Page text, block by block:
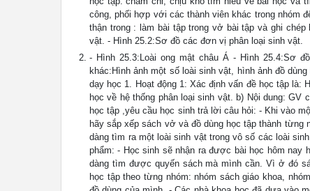
công, phối hợp với các thành viên khác trong nhóm
thận trong : làm bài tập trong vở bài tập và ghi
vật. - Hình 25.2:Sơ đồ các đơn vị phân loại sinh vật.
- Hình 25.3:Loài ong mật châu Á - Hình 25.4:Sơ
khác:Hình ảnh một số loài sinh vật, hình ảnh đồ
dạy học 1. Hoạt động 1: Xác định vấn đề học tập là:
học về hệ thống phân loại sinh vật. b) Nội dung: GV
học tập ,yêu cầu học sinh trả lời câu hỏi: - Khi vào
hãy sắp xếp sách vở và đồ dùng học tập thành
dàng tìm ra một loài sinh vật trong vô số các loài
phẩm: - Học sinh sẽ nhận ra được bài học hôm nay
dàng tìm được quyến sách mà mình cần. Vì ở đó
học tập theo từng nhóm: nhóm sách giáo khoa,